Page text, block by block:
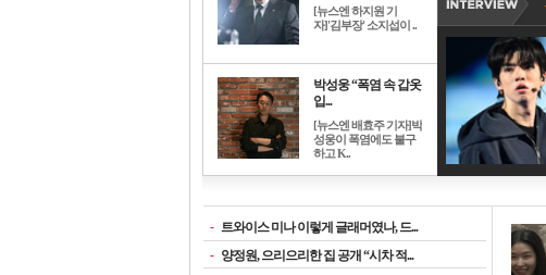
[뉴스엔 하지원 기
자]'김부장' 소지섭이 ..
박성웅 “폭염 속 갑옷
입...
[뉴스엔 배효주 기자]박
성웅이 폭염에도 불구
하고 K..
- 트와이스 미나 이렇게 글래머였나, 드...
- 양정원, 으리으리한 집 공개 “시차 적...